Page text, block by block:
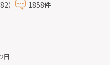
） 1858件
日